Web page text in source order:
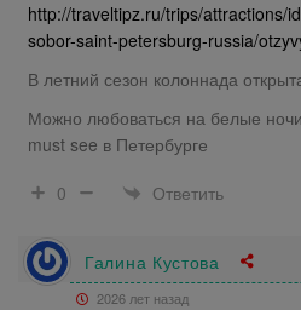
http://traveltipz.ru/trips/attractions/
sobor-saint-petersburg-russia/
В летний сезон колоннада
Можно любоваться на белые
must see в Петербурге
0
Ответить
Галина Кустова
2026 лет назад